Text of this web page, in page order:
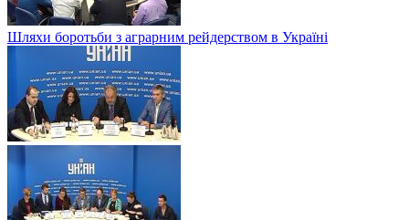
Шляхи боротьби з аграрним рейдерством в Українi